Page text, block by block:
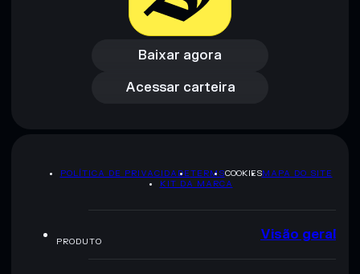
Baixar agora
Baixar agora
Acessar carteira
Acessar carteira
POLÍTICA DE PRIVACIDADETERMSCOOKIESMAPA DO SITE
KIT DA MARCA
PRODUTO Visão geral